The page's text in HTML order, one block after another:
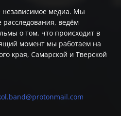
независимое медиа. Мы
расследования, ведём
о том, что происходит в
момент мы работаем на
края, Самарской и Тверской